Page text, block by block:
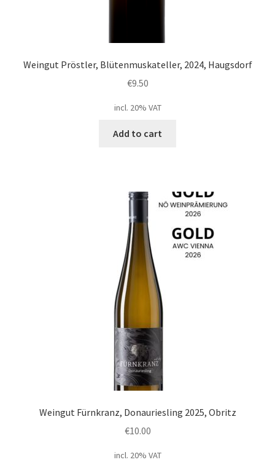
Weingut Pröstler, Blütenmuskateller, 2024, Haugsdorf
€9.50
incl. 20% VAT
Add to cart
Weingut Fürnkranz, Donauriesling 2025, Obritz
€10.00
incl. 20% VAT